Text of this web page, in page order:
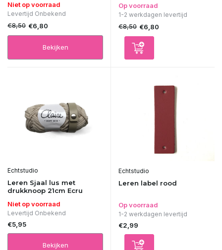
Niet op voorraad
Levertijd Onbekend
€8,50 €6,80
Bekijken
Op voorraad
1-2 werkdagen levertijd
€8,50 €6,80
Echtstudio
Leren Sjaal lus met
drukknoop 21cm Ecru
Niet op voorraad
Levertijd Onbekend
€5,95
Bekijken
Echtstudio
Leren label rood
Op voorraad
1-2 werkdagen levertijd
€2,99